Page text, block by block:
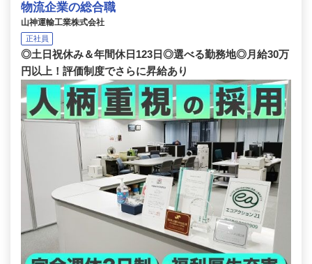
物流企業の総合職
山神運輸工業株式会社
正社員
◎土日祝休み＆年間休日123日◎選べる勤務地◎月給30万
円以上！評価制度でさらに昇給あり